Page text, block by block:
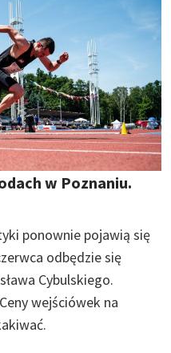
w Poznaniu.
ponownie pojawią się
odbędzie się
Cybulskiego.
wejściówek na